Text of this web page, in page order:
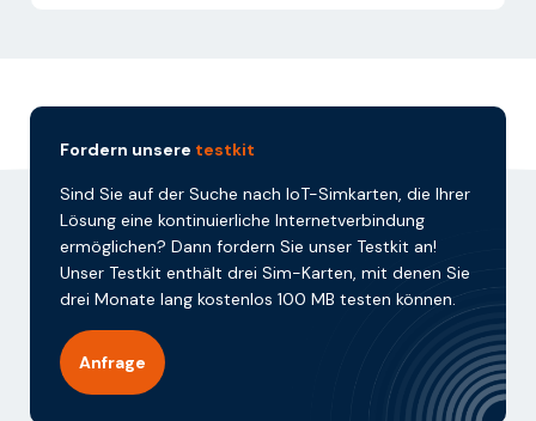
Fordern unsere testkit
Sind Sie auf der Suche nach IoT-Simkarten, die Ihrer
Lösung eine kontinuierliche Internetverbindung
ermöglichen? Dann fordern Sie unser Testkit an!
Unser Testkit enthält drei Sim-Karten, mit denen Sie
drei Monate lang kostenlos 100 MB testen können.
Anfrage